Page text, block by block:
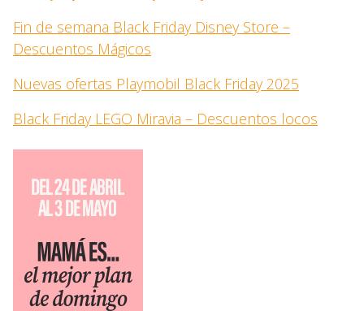
Fin de semana Black Friday Disney Store –
Descuentos Mágicos
Nuevas ofertas Playmobil Black Friday 2025
Black Friday LEGO Miravia – Descuentos locos